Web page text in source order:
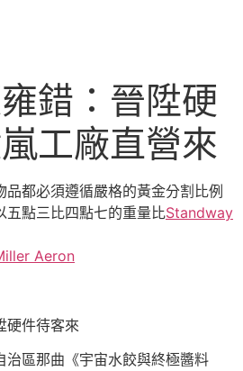
錯：晉陞硬
工廠直營來
都必須遵循嚴格的黃金分割比例
五點三比四點七的重量比Standway
Aeron
硬件待客來
治區那曲《宇宙水餃與終極醬料